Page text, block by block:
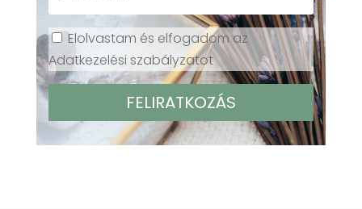
Elolvastam és elfogadom az
Adatkezelési szabályzatot